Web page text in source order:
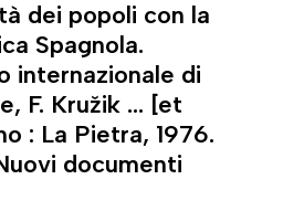
dei popoli con la
Spagnola.
internazionale di
F. Kružik ... [et
: La Pietra, 1976.
documenti